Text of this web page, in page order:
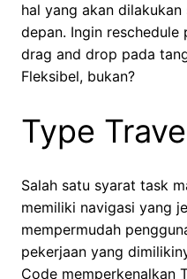
hal yang akan
depan. Ingin
drag and drop pada
Fleksibel, bukan?
Type
Salah satu syarat task
memiliki navigasi yang
mempermudah
pekerjaan yang
Code memperkenalkan